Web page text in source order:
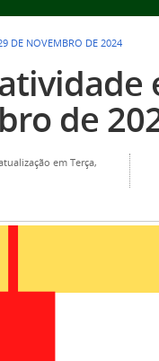
DE NOVEMBRO DE 2024
de
em Terça,